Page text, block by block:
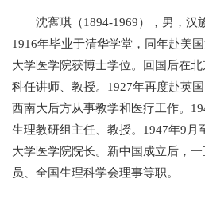
沈寯琪（1894-1969），男，汉
1916年毕业于清华学堂，同年赴美
大学医学院获博士学位。回国后在
科任讲师、教授。1927年再度赴英
西南大后方从事教学和医疗工作。
生理教研组主任、教授。1947年9月
大学医学院院长。新中国成立后，
员、全国生理科学会理事等职。